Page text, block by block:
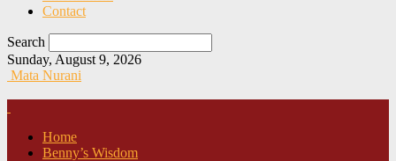
Contact
Search
Sunday, August 9, 2026
Mata Nurani
Home
Benny’s Wisdom